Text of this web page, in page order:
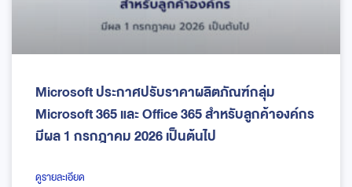
Microsoft ประกาศปรับราคาผลิตภัณฑ์กลุ่ม
Microsoft 365 และ Office 365 สำหรับลูกค้าองค์กร
มีผล 1 กรกฎาคม 2026 เป็นต้นไป
ดูรายละเอียด